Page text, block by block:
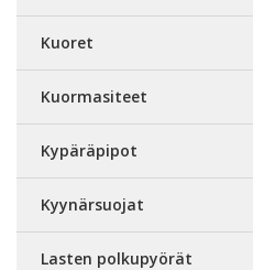
Kuoret
Kuormasiteet
Kypäräpipot
Kyynärsuojat
Lasten polkupyörät